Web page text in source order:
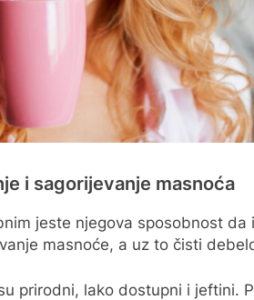
i sagorijevanje masnoća
jeste njegova sposobnost
masnoće, a uz to čisti
prirodni, lako dostupni i jeftini.